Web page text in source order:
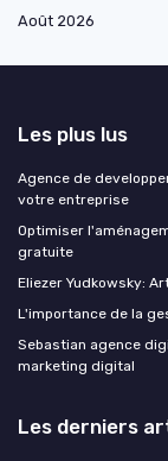
Août 2026
Les plus lus
Agence de
votre entreprise
Optimiser
gratuite
Eliezer Yudkowsky:
L'importance de la
Sebastian agence
marketing digital
Les derniers